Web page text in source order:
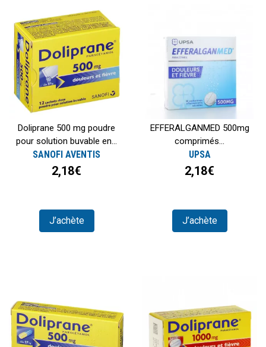
Doliprane 500 mg poudre
pour solution buvable en...
SANOFI AVENTIS
2,18€
J’achète
EFFERALGANMED 500mg
comprimés...
UPSA
2,18€
J’achète